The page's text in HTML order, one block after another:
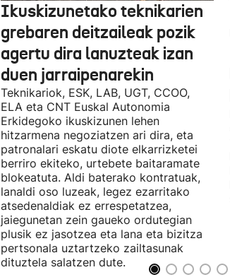
Ikuskizunetako teknikarien
grebaren deitzaileak pozik
agertu dira lanuzteak izan
duen jarraipenarekin
Teknikariok, ESK, LAB, UGT, CCOO,
ELA eta CNT Euskal Autonomia
Erkidegoko ikuskizunen lehen
hitzarmena negoziatzen ari dira, eta
patronalari eskatu diote elkarrizketei
berriro ekiteko, urtebete baitaramate
blokeatuta. Aldi baterako kontratuak,
lanaldi oso luzeak, legez ezarritako
atsedenaldiak ez errespetatzea,
jaiegunetan zein gaueko ordutegian
plusik ez jasotzea eta lana eta bizitza
pertsonala uztartzeko zailtasunak
dituztela salatzen dute.